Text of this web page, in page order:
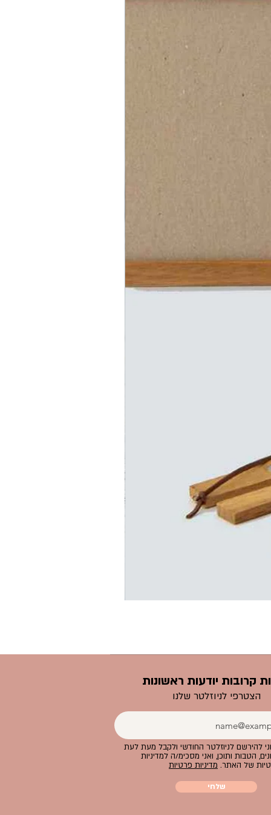
קרובות יודעות ראשונות
הצטרפי לניוזלטר שלנו
להירשם לניוזלטר החודשי ולקבל מעת לעת
הטבות ותוכן, ואני מסכימ/ה למדיניות
של האתר. מדיניות פרטיות
שלחי